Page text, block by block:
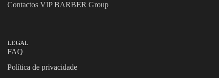
Contactos VIP BARBER Group
LEGAL
FAQ
Política de privacidade